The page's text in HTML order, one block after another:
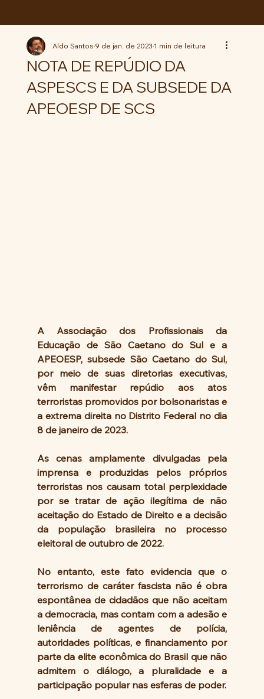
NOTA DE REPÚDIO DA
ASPESCS E DA SUBSEDE DA
APEOESP DE SCS
Aldo Santos9 de jan. de 20231 min de leitura
A Associação dos Profissionais da
Educação de São Caetano do Sul e a
APEOESP, subsede São Caetano do Sul,
por meio de suas diretorias executivas,
vêm manifestar repúdio aos atos
terroristas promovidos por bolsonaristas e
a extrema direita no Distrito Federal no dia
8 de janeiro de 2023.
As cenas amplamente divulgadas pela
imprensa e produzidas pelos próprios
terroristas nos causam total perplexidade
por se tratar de ação ilegítima de não
aceitação do Estado de Direito e a decisão
da população brasileira no processo
eleitoral de outubro de 2022.
No entanto, este fato evidencia que o
terrorismo de caráter fascista não é obra
espontânea de cidadãos que não aceitam
a democracia, mas contam com a adesão e
leniência de agentes de polícia,
autoridades políticas, e financiamento por
parte da elite econômica do Brasil que não
admitem o diálogo, a pluralidade e a
participação popular nas esferas de poder.